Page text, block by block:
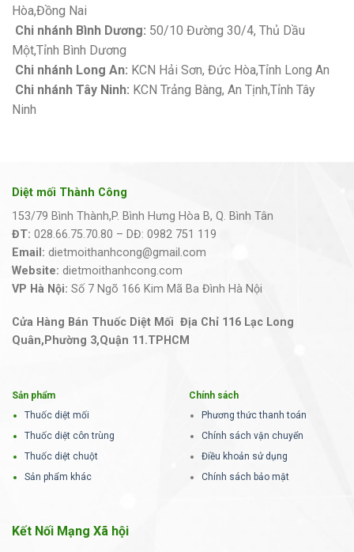
Hòa,Đồng Nai
Chi nhánh Bình Dương: 50/10 Đường 30/4, Thủ Dầu
Một,Tỉnh Bình Dương
Chi nhánh Long An: KCN Hải Sơn, Đức Hòa,Tỉnh Long An
Chi nhánh Tây Ninh: KCN Trảng Bàng, An Tịnh,Tỉnh Tây
Ninh
Diệt mối Thành Công
153/79 Bình Thành,P. Bình Hưng Hòa B, Q. Bình Tân
ĐT: 028.66.75.70.80 – DĐ: 0982 751 119
Email: dietmoithanhcong@gmail.com
Website: dietmoithanhcong.com
VP Hà Nội: Số 7 Ngõ 166 Kim Mã Ba Đình Hà Nội
Cửa Hàng Bán Thuốc Diệt Mối Địa Chỉ 116 Lạc Long
Quân,Phường 3,Quận 11.TPHCM
Sản phẩm
Thuốc diệt mối
Thuốc diệt côn trùng
Thuốc diệt chuột
Sản phẩm khác
Chính sách
Phương thức thanh toán
Chính sách vận chuyển
Điều khoản sử dụng
Chính sách bảo mật
Kết Nối Mạng Xã hội